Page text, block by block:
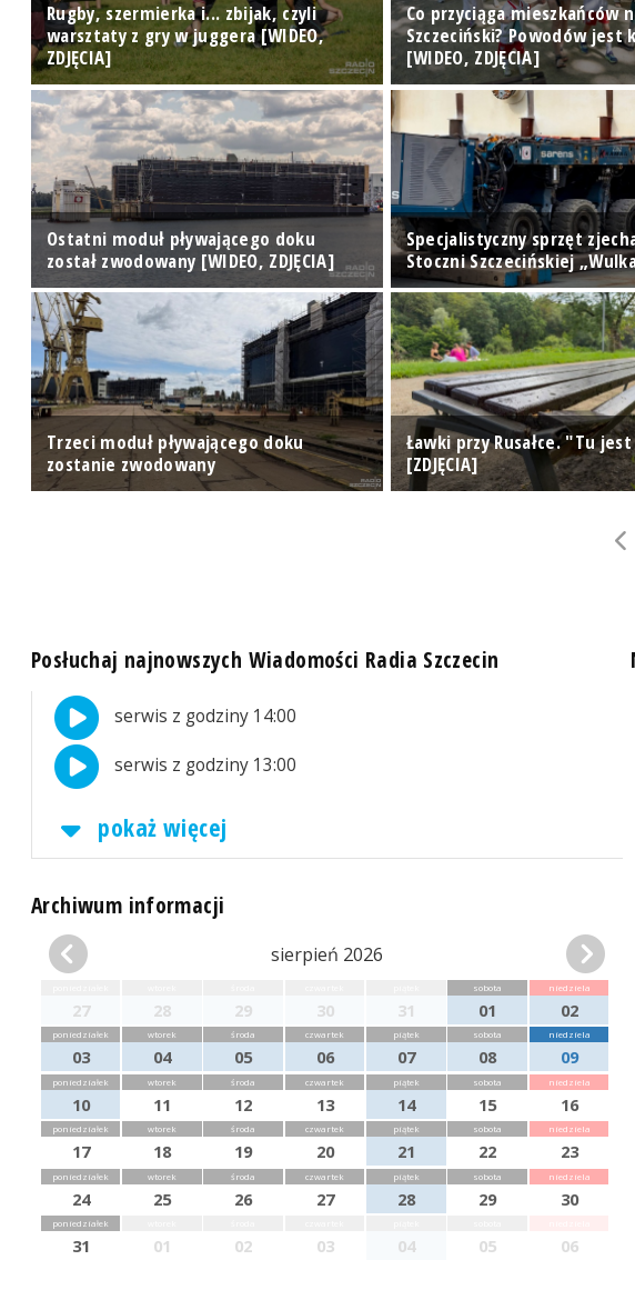
Rugby, szermierka i... zbijak, czyli
warsztaty z gry w juggera [WIDEO,
ZDJĘCIA]
Co przyciąga mieszkańców
Szczeciński? Powodów jest
[WIDEO, ZDJĘCIA]
Ostatni moduł pływającego doku
został zwodowany [WIDEO, ZDJĘCIA]
Specjalistyczny sprzęt
Stoczni Szczecińskiej
Trzeci moduł pływającego doku
zostanie zwodowany
Ławki przy Rusałce. "Tu
[ZDJĘCIA]
Posłuchaj najnowszych Wiadomości Radia Szczecin
serwis z godziny 14:00
serwis z godziny 13:00
pokaż więcej
Archiwum informacji
sierpień 2026
27 28 29 30 31
sobota
01
niedziela
02
poniedziałek
03
wtorek
04
środa
05
czwartek
06
piątek
07
sobota
08
niedziela
09
poniedziałek
10
wtorek
11
środa
12
czwartek
13
piątek
14
sobota
15
niedziela
16
poniedziałek
17
wtorek
18
środa
19
czwartek
20
piątek
21
sobota
22
niedziela
23
poniedziałek
24
wtorek
25
środa
26
czwartek
27
piątek
28
sobota
29
niedziela
30
poniedziałek
31 01 02 03 04 05 06